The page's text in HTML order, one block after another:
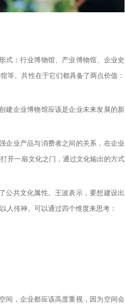
式：行业博物馆、产业博物馆、企业史
等。共性在于它们都具备了两点价值：
建企业博物馆应该是企业未来发展的新
企业产品与消费者之间的关系，在企业
开一扇文化之门，通过文化输出的方式
公共文化属性。王波表示，要想建设出
人传神。可以通过四个维度来思考：
间，企业都应该高度重视，因为空间会